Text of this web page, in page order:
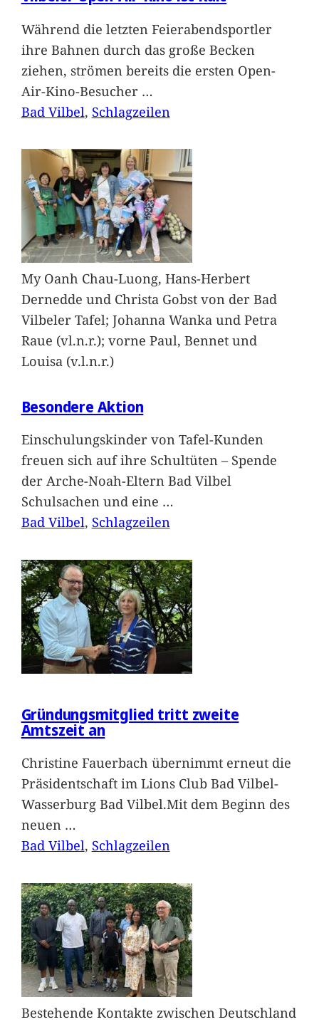
Während die letzten Feierabendsportler
ihre Bahnen durch das große Becken
ziehen, strömen bereits die ersten Open-
Air-Kino-Besucher …
Bad Vilbel, Schlagzeilen
My Oanh Chau-Luong, Hans-Herbert
Dernedde und Christa Gobst von der Bad
Vilbeler Tafel; Johanna Wanka und Petra
Raue (vl.n.r.); vorne Paul, Bennet und
Louisa (v.l.n.r.)
Besondere Aktion
Einschulungskinder von Tafel-Kunden
freuen sich auf ihre Schultüten – Spende
der Arche-Noah-Eltern Bad Vilbel
Schulsachen und eine …
Bad Vilbel, Schlagzeilen
Gründungsmitglied tritt zweite
Amtszeit an
Christine Fauerbach übernimmt erneut die
Präsidentschaft im Lions Club Bad Vilbel-
Wasserburg Bad Vilbel.Mit dem Beginn des
neuen …
Bad Vilbel, Schlagzeilen
Bestehende Kontakte zwischen Deutschland